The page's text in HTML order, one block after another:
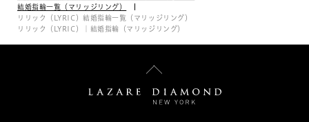
結婚指輪一覧（マリッジリング）
リリック（LYRIC）結婚指輪一覧（マリッジリング）
リリック（LYRIC）｜結婚指輪（マリッジリング）